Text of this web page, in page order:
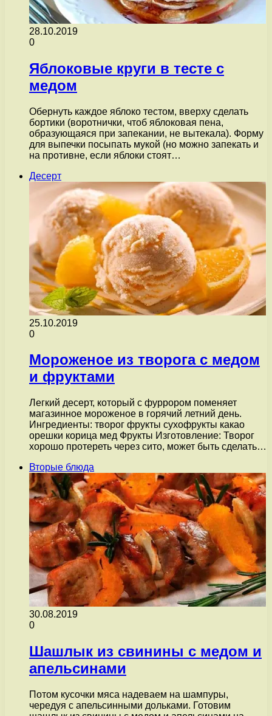
28.10.2019
0
Яблоковые круги в тесте с
медом
Обернуть каждое яблоко тестом, вверху сделать
бортики (воротнички, чтоб яблоковая пена,
образующаяся при запекании, не вытекала). Форму
для выпечки посыпать мукой (но можно запекать и
на противне, если яблоки стоят…
Десерт
25.10.2019
0
Мороженое из творога с медом
и фруктами
Легкий десерт, который с фуррором поменяет
магазинное мороженое в горячий летний день.
Ингредиенты: творог фрукты сухофрукты какао
орешки корица мед Фрукты Изготовление: Творог
хорошо протереть через сито, может быть сделать…
Вторые блюда
30.08.2019
0
Шашлык из свинины с медом и
апельсинами
Потом кусочки мяса надеваем на шампуры,
чередуя с апельсинными дольками. Готовим